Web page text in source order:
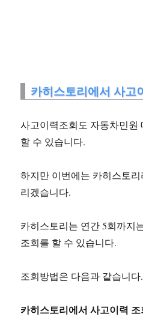
카히스토리에서 사고
사고이력조회도 자동차민원
할 수 있습니다.
하지만 이번에는 카히스토
리겠습니다.
카히스토리는 연간 5회까지
조회를 할 수 있습니다.
조회방법은 다음과 같습니다.
카히스토리에서 사고이력